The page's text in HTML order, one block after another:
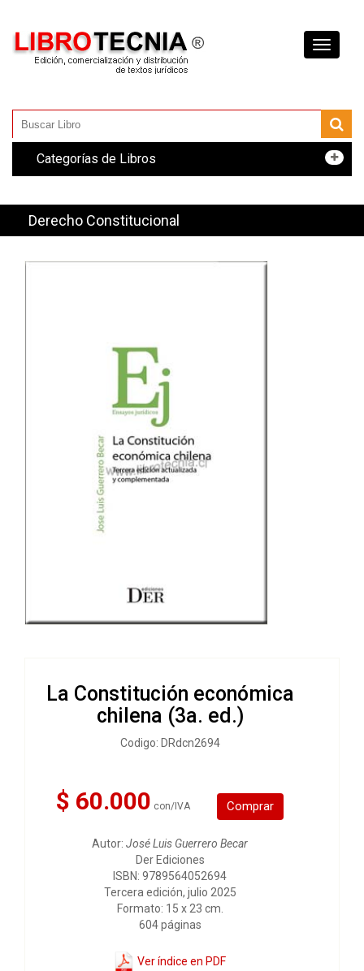
Toggle
Categorías de Libros
Derecho Constitucional
La Constitución económica
chilena (3a. ed.)
Codigo: DRdcn2694
$ 60.000 con/IVA Comprar
Autor: José Luis Guerrero Becar
Der Ediciones
ISBN: 9789564052694
Tercera edición, julio 2025
Formato: 15 x 23 cm.
604 páginas
Ver índice en PDF